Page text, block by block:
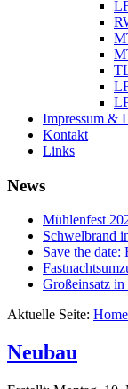
Impressum &
Kontakt
Links
News
Mühlenfest
Schwelbrand
Save the date:
Großeinsatz
Aktuelle Seite: Home
Neubau